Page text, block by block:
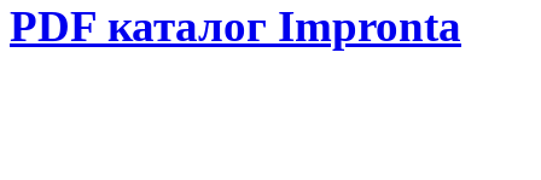
PDF каталог Impronta